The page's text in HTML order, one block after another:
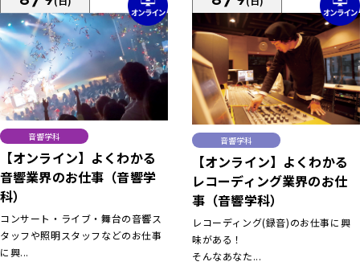
音響学科
【オンライン】よくわかる
音響業界のお仕事（音響学
科）
コンサート・ライブ・舞台の音響ス
タッフや照明スタッフなどのお仕事
に興...
音響学科
【オンライン】よくわかる
レコーディング業界のお仕
事（音響学科）
レコーディング(録音)のお仕事に興
味がある！
そんなあなた...